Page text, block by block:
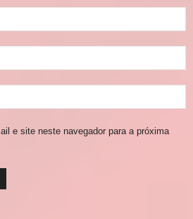
e site neste navegador para a próxima